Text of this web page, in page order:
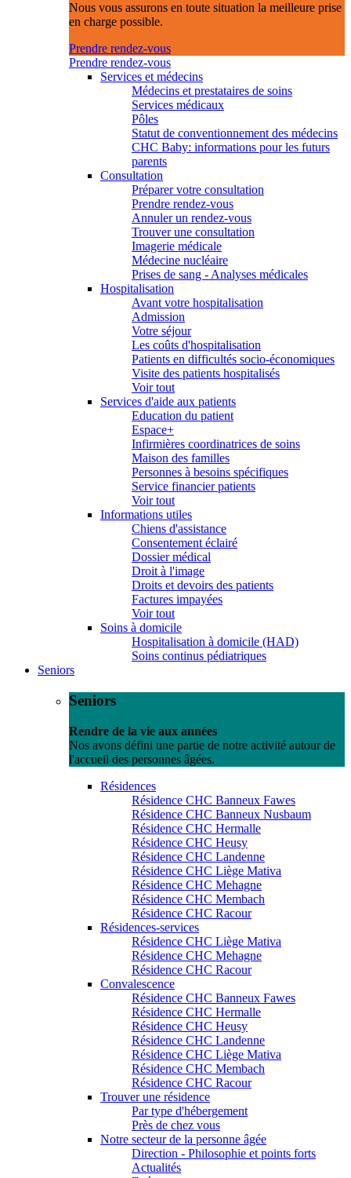
Nous vous assurons en toute situation la meilleure prise
en charge possible.
Prendre rendez-vous
Prendre rendez-vous
Services et médecins
Médecins et prestataires de soins
Services médicaux
Pôles
Statut de conventionnement des médecins
CHC Baby: informations pour les futurs
parents
Consultation
Préparer votre consultation
Prendre rendez-vous
Annuler un rendez-vous
Trouver une consultation
Imagerie médicale
Médecine nucléaire
Prises de sang - Analyses médicales
Hospitalisation
Avant votre hospitalisation
Admission
Votre séjour
Les coûts d'hospitalisation
Patients en difficultés socio-économiques
Visite des patients hospitalisés
Voir tout
Services d'aide aux patients
Education du patient
Espace+
Infirmières coordinatrices de soins
Maison des familles
Personnes à besoins spécifiques
Service financier patients
Voir tout
Informations utiles
Chiens d'assistance
Consentement éclairé
Dossier médical
Droit à l'image
Droits et devoirs des patients
Factures impayées
Voir tout
Soins à domicile
Hospitalisation à domicile (HAD)
Soins continus pédiatriques
Seniors
Seniors
Rendre de la vie aux années
Nos avons défini une partie de notre activité autour de
l'accueil des personnes âgées.
Résidences
Résidence CHC Banneux Fawes
Résidence CHC Banneux Nusbaum
Résidence CHC Hermalle
Résidence CHC Heusy
Résidence CHC Landenne
Résidence CHC Liège Mativa
Résidence CHC Mehagne
Résidence CHC Membach
Résidence CHC Racour
Résidences-services
Résidence CHC Liège Mativa
Résidence CHC Mehagne
Résidence CHC Racour
Convalescence
Résidence CHC Banneux Fawes
Résidence CHC Hermalle
Résidence CHC Heusy
Résidence CHC Landenne
Résidence CHC Liège Mativa
Résidence CHC Membach
Résidence CHC Racour
Trouver une résidence
Par type d'hébergement
Près de chez vous
Notre secteur de la personne âgée
Direction - Philosophie et points forts
Actualités